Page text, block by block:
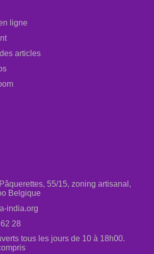
ligne
articles
55/15, zoning artisanal,
Belgique
india.org
28
tous les jours de 10 à 18h00.